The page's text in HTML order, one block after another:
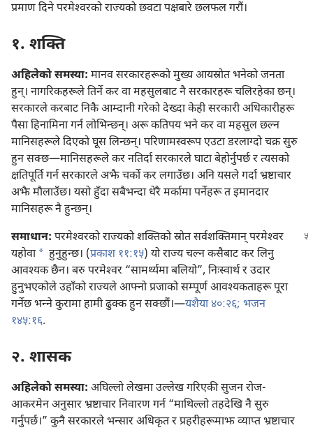
प्रमाण दिने परमेश्‍वरको राज्यको छवटा पक्षबारे छलफल गरौं।
१. शक्‍ति
अहिलेको समस्या: मानव सरकारहरूको मुख्य आयस्रोत भनेको जनता
हुन्‌। नागरिकहरूले तिर्ने कर वा महसुलबाट नै सरकारहरू चलिरहेका छन्‌।
सरकारले करबाट निकै आम्दानी गरेको देख्दा केही सरकारी अधिकारीहरू
पैसा हिनामिना गर्न लोभिन्छन्‌। अरू कतिपय भने कर वा महसुल छल्न
मानिसहरूले दिएको घूस लिन्छन्‌। परिणामस्वरूप एउटा डरलाग्दो चक्र सुरु
हुन सक्छ—मानिसहरूले कर नतिर्दा सरकारले घाटा बेहोर्नुपर्छ र त्यसको
क्षतिपूर्ति गर्न सरकारले अझै चर्को कर लगाउँछ। अनि यसले गर्दा भ्रष्टाचार
अझै मौलाउँछ। यसो हुँदा सबैभन्दा धेरै मर्कामा पर्नेहरू त इमानदार
मानिसहरू नै हुन्छन्‌।
समाधान: परमेश्‍वरको राज्यको शक्‍तिको स्रोत सर्वशक्‍तिमान्‌परमेश्‍वर
यहोवा a हुनुहुन्छ। (प्रकाश ११:१५) यो राज्य चल्न कसैबाट कर लिनु
आवश्‍यक छैन। बरु परमेश्‍वर “सामर्थ्यमा बलियो”, निःस्वार्थ र उदार
हुनुभएकोले उहाँको राज्यले आफ्नो प्रजाको सम्पूर्ण आवश्‍यकताहरू पूरा
गर्नेछ भन्‍ने कुरामा हामी ढुक्क हुन सक्छौं।—यशैया ४०:२६; भजन
१४५:१६.
२. शासक
अहिलेको समस्या: अघिल्लो लेखमा उल्लेख गरिएकी सुजन रोज-
आकरमेन अनुसार भ्रष्टाचार निवारण गर्न “माथिल्लो तहदेखि नै सुरु
गर्नुपर्छ।” कुनै सरकारले भन्सार अधिकृत र प्रहरीहरूमाझ व्याप्त भ्रष्टाचार